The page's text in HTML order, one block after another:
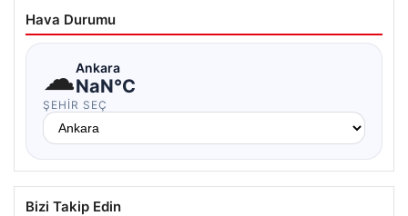
Hava Durumu
☁Ankara
NaN°C
ŞEHIR SEÇ
Bizi Takip Edin